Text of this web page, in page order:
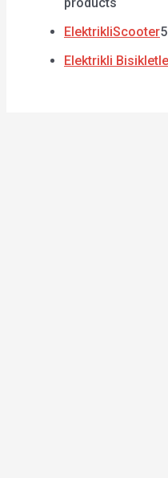
ElektrikliScooter5
Elektrikli